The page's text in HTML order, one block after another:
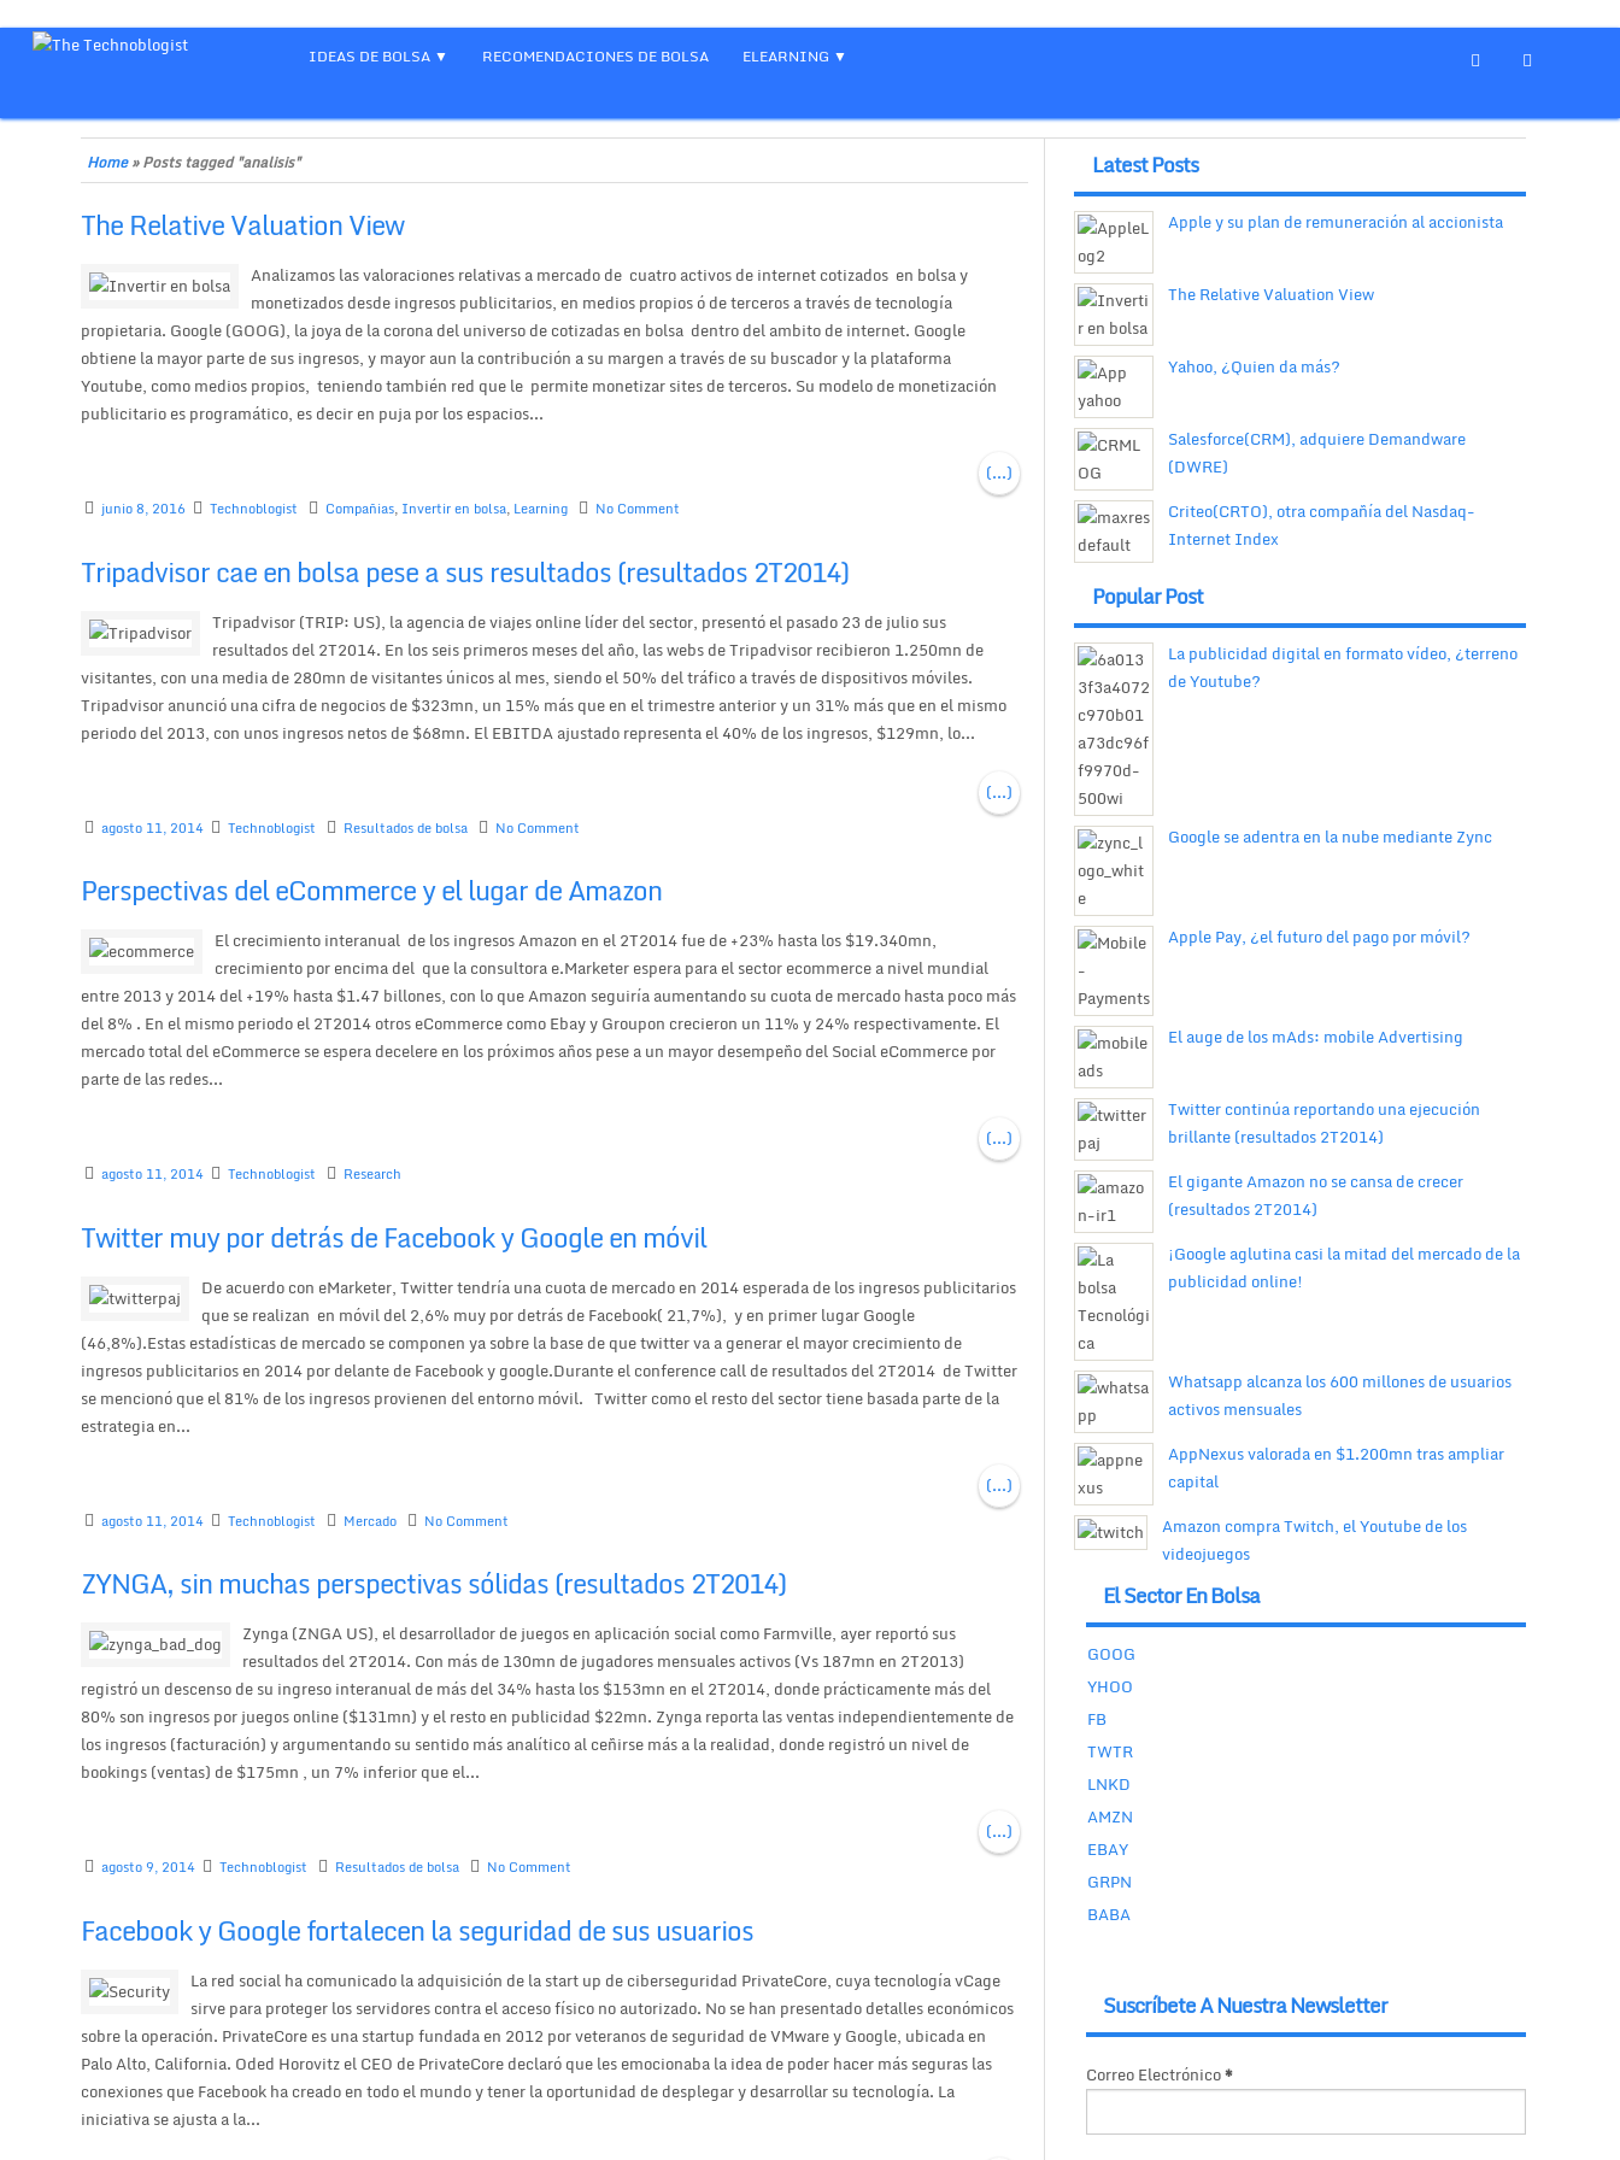
IDEAS DE BOLSA RECOMENDACIONES DE BOLSA ELEARNING
Home»Posts tagged "analisis"
The Relative Valuation View
Analizamos las valoraciones relativas a mercado de cuatro activos de internet cotizados en bolsa y
monetizados desde ingresos publicitarios, en medios propios ó de terceros a través de tecnología
propietaria. Google (GOOG), la joya de la corona del universo de cotizadas en bolsa dentro del ambito de internet. Google
obtiene la mayor parte de sus ingresos, y mayor aun la contribución a su margen a través de su buscador y la plataforma
Youtube, como medios propios, teniendo también red que le permite monetizar sites de terceros. Su modelo de monetización
publicitario es programático, es decir en puja por los espacios...
(...)
junio 8, 2016 Technoblogist Compañias, Invertir en bolsa, Learning No Comment
Tripadvisor cae en bolsa pese a sus resultados (resultados 2T2014)
Tripadvisor (TRIP: US), la agencia de viajes online líder del sector, presentó el pasado 23 de julio sus
resultados del 2T2014. En los seis primeros meses del año, las webs de Tripadvisor recibieron 1.250mn de
visitantes, con una media de 280mn de visitantes únicos al mes, siendo el 50% del tráfico a través de dispositivos móviles.
Tripadvisor anunció una cifra de negocios de $323mn, un 15% más que en el trimestre anterior y un 31% más que en el mismo
periodo del 2013, con unos ingresos netos de $68mn. El EBITDA ajustado representa el 40% de los ingresos, $129mn, lo...
(...)
agosto 11, 2014 Technoblogist Resultados de bolsa No Comment
Perspectivas del eCommerce y el lugar de Amazon
El crecimiento interanual de los ingresos Amazon en el 2T2014 fue de +23% hasta los $19.340mn,
crecimiento por encima del que la consultora e.Marketer espera para el sector ecommerce a nivel mundial
entre 2013 y 2014 del +19% hasta $1.47 billones, con lo que Amazon seguiría aumentando su cuota de mercado hasta poco más
del 8% . En el mismo periodo el 2T2014 otros eCommerce como Ebay y Groupon crecieron un 11% y 24% respectivamente. El
mercado total del eCommerce se espera decelere en los próximos años pese a un mayor desempeño del Social eCommerce por
parte de las redes...
(...)
agosto 11, 2014 Technoblogist Research
Twitter muy por detrás de Facebook y Google en móvil
De acuerdo con eMarketer, Twitter tendría una cuota de mercado en 2014 esperada de los ingresos publicitarios
que se realizan en móvil del 2,6% muy por detrás de Facebook( 21,7%), y en primer lugar Google
(46,8%).Estas estadísticas de mercado se componen ya sobre la base de que twitter va a generar el mayor crecimiento de
ingresos publicitarios en 2014 por delante de Facebook y google.Durante el conference call de resultados del 2T2014 de Twitter
se mencionó que el 81% de los ingresos provienen del entorno móvil. Twitter como el resto del sector tiene basada parte de la
estrategia en...
(...)
agosto 11, 2014 Technoblogist Mercado No Comment
ZYNGA, sin muchas perspectivas sólidas (resultados 2T2014)
Zynga (ZNGA US), el desarrollador de juegos en aplicación social como Farmville, ayer reportó sus
resultados del 2T2014. Con más de 130mn de jugadores mensuales activos (Vs 187mn en 2T2013)
registró un descenso de su ingreso interanual de más del 34% hasta los $153mn en el 2T2014, donde prácticamente más del
80% son ingresos por juegos online ($131mn) y el resto en publicidad $22mn. Zynga reporta las ventas independientemente de
los ingresos (facturación) y argumentando su sentido más analítico al ceñirse más a la realidad, donde registró un nivel de
bookings (ventas) de $175mn , un 7% inferior que el...
(...)
agosto 9, 2014 Technoblogist Resultados de bolsa No Comment
Facebook y Google fortalecen la seguridad de sus usuarios
La red social ha comunicado la adquisición de la start up de ciberseguridad PrivateCore, cuya tecnología vCage
sirve para proteger los servidores contra el acceso físico no autorizado. No se han presentado detalles económicos
sobre la operación. PrivateCore es una startup fundada en 2012 por veteranos de seguridad de VMware y Google, ubicada en
Palo Alto, California. Oded Horovitz el CEO de PrivateCore declaró que les emocionaba la idea de poder hacer más seguras las
conexiones que Facebook ha creado en todo el mundo y tener la oportunidad de desplegar y desarrollar su tecnología. La
iniciativa se ajusta a la...
Latest Posts
Apple y su plan de remuneración al accionista
The Relative Valuation View
Yahoo, ¿Quien da más?
Salesforce(CRM), adquiere Demandware
(DWRE)
Criteo(CRTO), otra compañía del Nasdaq-
Internet Index
Popular Post
La publicidad digital en formato vídeo, ¿terreno
de Youtube?
Google se adentra en la nube mediante Zync
Apple Pay, ¿el futuro del pago por móvil?
El auge de los mAds: mobile Advertising
Twitter continúa reportando una ejecución
brillante (resultados 2T2014)
El gigante Amazon no se cansa de crecer
(resultados 2T2014)
¡Google aglutina casi la mitad del mercado de la
publicidad online!
Whatsapp alcanza los 600 millones de usuarios
activos mensuales
AppNexus valorada en $1.200mn tras ampliar
capital
Amazon compra Twitch, el Youtube de los
videojuegos
El Sector En Bolsa
GOOG
YHOO
FB
TWTR
LNKD
AMZN
EBAY
GRPN
BABA
Suscríbete A Nuestra Newsletter
Correo Electrónico*